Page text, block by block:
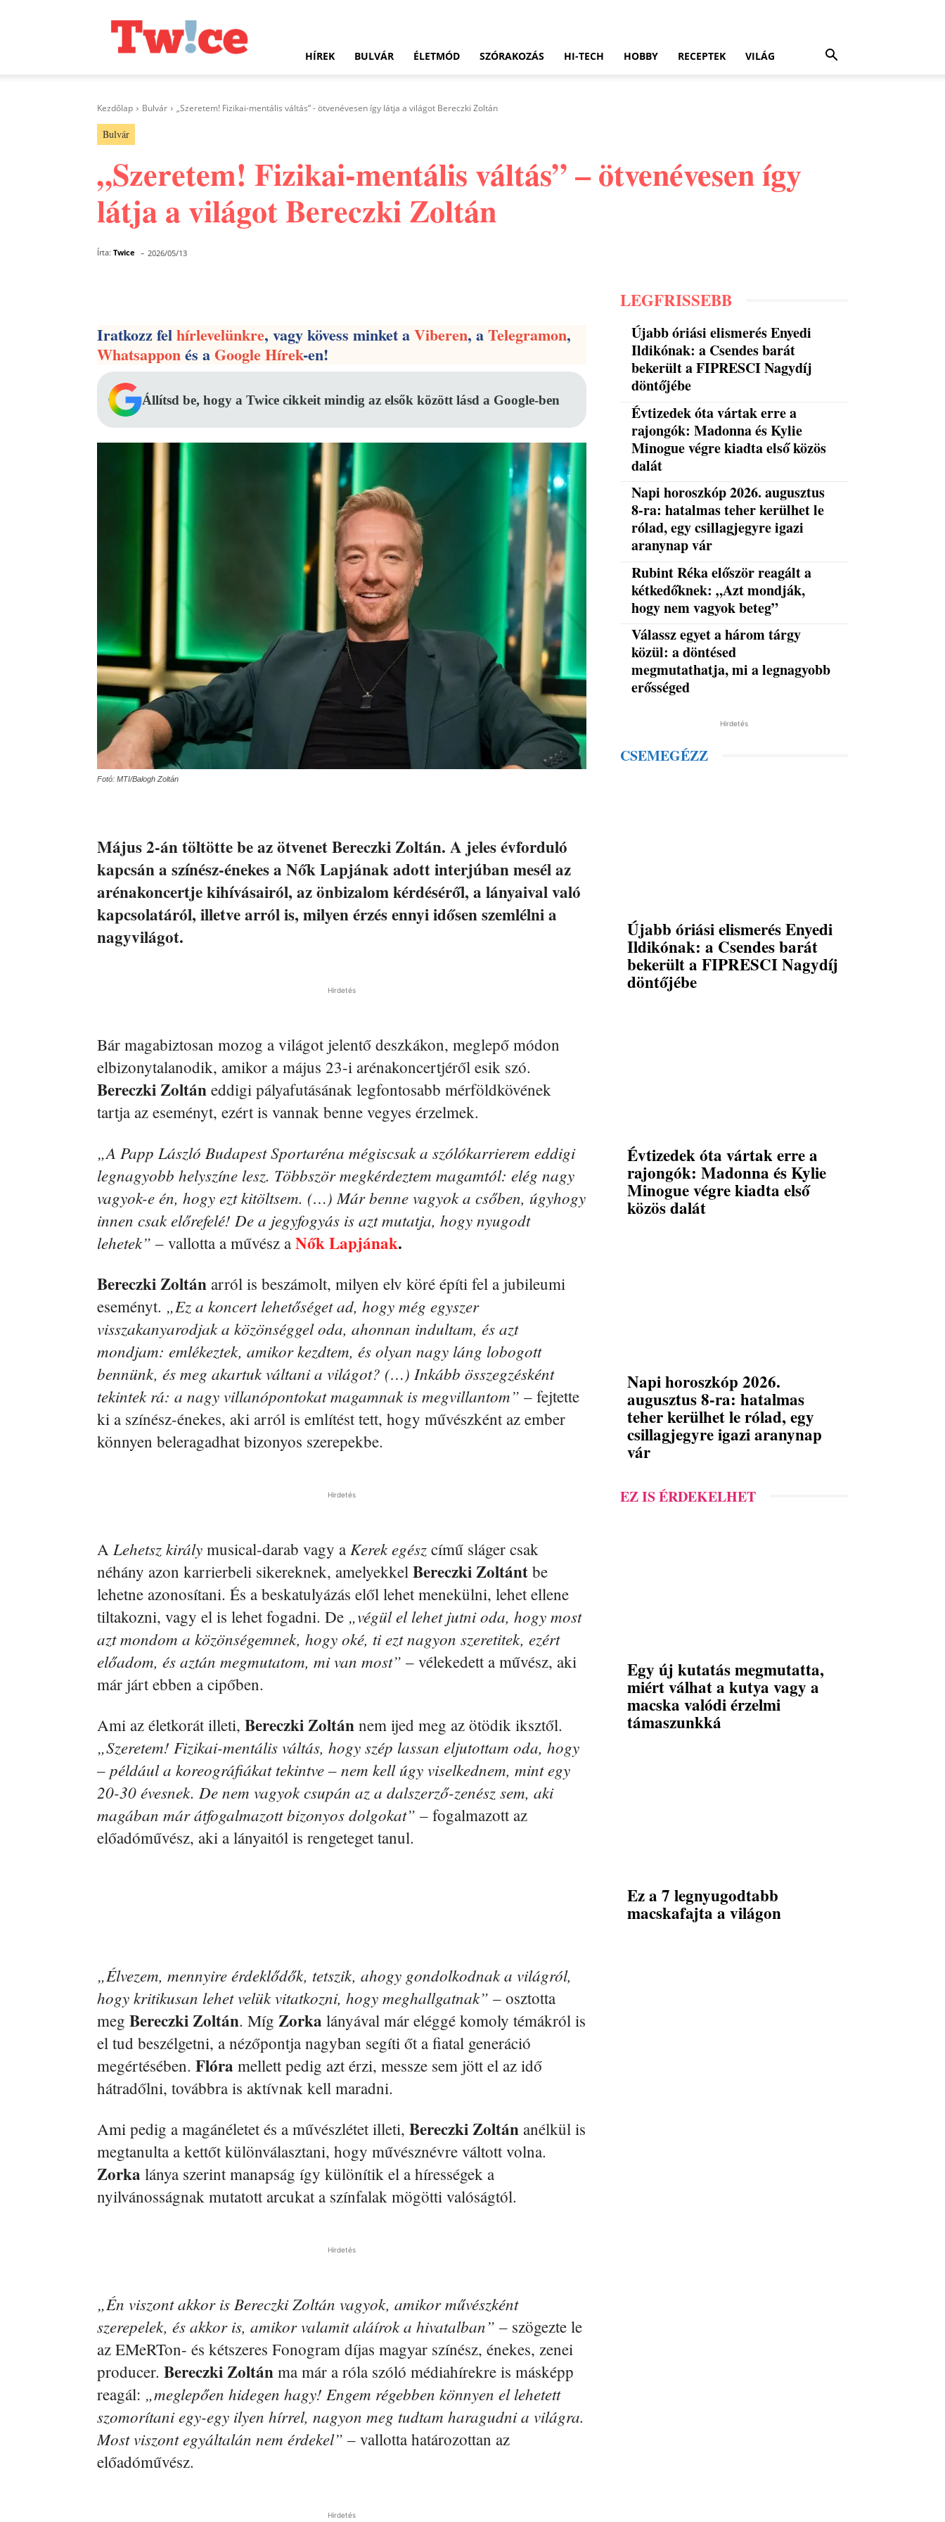
HÍREK BULVÁR ÉLETMÓD SZÓRAKOZÁS HI-TECH HOBBY RECEPTEK VILÁG
Kezdőlap Bulvár „Szeretem! Fizikai-mentális váltás” - ötvenévesen így látja a világot Bereczki Zoltán
Bulvár
„Szeretem! Fizikai-mentális váltás” – ötvenévesen így
látja a világot Bereczki Zoltán
Írta: Twice - 2026/05/13
Iratkozz felhírlevelünkre, vagy kövess minket aViberen, aTelegramon,
Whatsapponés aGoogle Hírek-en!
Állítsd be, hogy a Twice cikkeit mindig az elsők között lásd a Google-ben
Fotó: MTI/Balogh Zoltán
Május 2-án töltötte be az ötvenet Bereczki Zoltán. A jeles évforduló
kapcsán a színész-énekes a Nők Lapjának adott interjúban mesél az
arénakoncertje kihívásairól, az önbizalom kérdéséről, a lányaival való
kapcsolatáról, illetve arról is, milyen érzés ennyi idősen szemlélni a
nagyvilágot.
Hirdetés
Bár magabiztosan mozog a világot jelentő deszkákon, meglepő módon
elbizonytalanodik, amikor a május 23-i arénakoncertjéről esik szó.
Bereczki Zoltán eddigi pályafutásának legfontosabb mérföldkövének
tartja az eseményt, ezért is vannak benne vegyes érzelmek.
„A Papp László Budapest Sportaréna mégiscsak a szólókarrierem eddigi
legnagyobb helyszíne lesz. Többször megkérdeztem magamtól: elég nagy
vagyok-e én, hogy ezt kitöltsem. (…) Már benne vagyok a csőben, úgyhogy
innen csak előrefelé! De a jegyfogyás is azt mutatja, hogy nyugodt
lehetek” – vallotta a művész a Nők Lapjának.
Bereczki Zoltán arról is beszámolt, milyen elv köré építi fel a jubileumi
eseményt. „Ez a koncert lehetőséget ad, hogy még egyszer
visszakanyarodjak a közönséggel oda, ahonnan indultam, és azt
mondjam: emlékeztek, amikor kezdtem, és olyan nagy láng lobogott
bennünk, és meg akartuk váltani a világot? (…) Inkább összegzésként
tekintek rá: a nagy villanópontokat magamnak is megvillantom” – fejtette
ki a színész-énekes, aki arról is említést tett, hogy művészként az ember
könnyen beleragadhat bizonyos szerepekbe.
Hirdetés
A Lehetsz király musical-darab vagy a Kerek egész című sláger csak
néhány azon karrierbeli sikereknek, amelyekkel Bereczki Zoltánt be
lehetne azonosítani. És a beskatulyázás elől lehet menekülni, lehet ellene
tiltakozni, vagy el is lehet fogadni. De „végül el lehet jutni oda, hogy most
azt mondom a közönségemnek, hogy oké, ti ezt nagyon szeretitek, ezért
előadom, és aztán megmutatom, mi van most” – vélekedett a művész, aki
már járt ebben a cipőben.
Ami az életkorát illeti, Bereczki Zoltán nem ijed meg az ötödik iksztől.
„Szeretem! Fizikai-mentális váltás, hogy szép lassan eljutottam oda, hogy
– például a koreográfiákat tekintve – nem kell úgy viselkednem, mint egy
20-30 évesnek. De nem vagyok csupán az a dalszerző-zenész sem, aki
magában már átfogalmazott bizonyos dolgokat” – fogalmazott az
előadóművész, aki a lányaitól is rengeteget tanul.
„Élvezem, mennyire érdeklődők, tetszik, ahogy gondolkodnak a világról,
hogy kritikusan lehet velük vitatkozni, hogy meghallgatnak” – osztotta
meg Bereczki Zoltán. Míg Zorka lányával már eléggé komoly témákról is
el tud beszélgetni, a nézőpontja nagyban segíti őt a fiatal generáció
megértésében. Flóra mellett pedig azt érzi, messze sem jött el az idő
hátradőlni, továbbra is aktívnak kell maradni.
Ami pedig a magánéletet és a művészlétet illeti, Bereczki Zoltán anélkül is
megtanulta a kettőt különválasztani, hogy művésznévre váltott volna.
Zorka lánya szerint manapság így különítik el a hírességek a
nyilvánosságnak mutatott arcukat a színfalak mögötti valóságtól.
Hirdetés
„Én viszont akkor is Bereczki Zoltán vagyok, amikor művészként
szerepelek, és akkor is, amikor valamit aláírok a hivatalban” – szögezte le
az EMeRTon- és kétszeres Fonogram díjas magyar színész, énekes, zenei
producer. Bereczki Zoltán ma már a róla szóló médiahírekre is másképp
reagál: „meglepően hidegen hagy! Engem régebben könnyen el lehetett
szomorítani egy-egy ilyen hírrel, nagyon meg tudtam haragudni a világra.
Most viszont egyáltalán nem érdekel” – vallotta határozottan az
előadóművész.
Hirdetés
LEGFRISSEBB
Újabb óriási elismerés Enyedi
Ildikónak: a Csendes barát
bekerült a FIPRESCI Nagydíj
döntőjébe
Évtizedek óta vártak erre a
rajongók: Madonna és Kylie
Minogue végre kiadta első közös
dalát
Napi horoszkóp 2026. augusztus
8-ra: hatalmas teher kerülhet le
rólad, egy csillagjegyre igazi
aranynap vár
Rubint Réka először reagált a
kétkedőknek: „Azt mondják,
hogy nem vagyok beteg”
Válassz egyet a három tárgy
közül: a döntésed
megmutathatja, mi a legnagyobb
erősséged
Hirdetés
CSEMEGÉZZ
Újabb óriási elismerés Enyedi
Ildikónak: a Csendes barát
bekerült a FIPRESCI Nagydíj
döntőjébe
Évtizedek óta vártak erre a
rajongók: Madonna és Kylie
Minogue végre kiadta első
közös dalát
Napi horoszkóp 2026.
augusztus 8-ra: hatalmas
teher kerülhet le rólad, egy
csillagjegyre igazi aranynap
vár
EZ IS ÉRDEKELHET
Egy új kutatás megmutatta,
miért válhat a kutya vagy a
macska valódi érzelmi
támaszunkká
Ez a 7 legnyugodtabb
macskafajta a világon